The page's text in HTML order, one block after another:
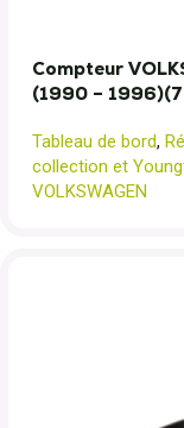
Compteur
(1990 –
Tableau de bord,
collection et
VOLKSWAGEN